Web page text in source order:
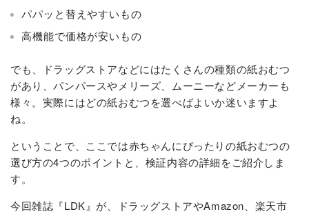
パパッと替えやすいもの
高機能で価格が安いもの
でも、ドラッグストアなどにはたくさんの種類の紙おむつ
があり、パンパースやメリーズ、ムーニーなどメーカーも
様々。実際にはどの紙おむつを選べばよいか迷いますよ
ね。
ということで、ここでは赤ちゃんにぴったりの紙おむつの
選び方の4つのポイントと、検証内容の詳細をご紹介しま
す。
今回雑誌『LDK』が、ドラッグストアやAmazon、楽天市